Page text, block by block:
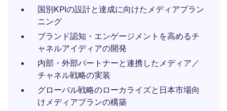
国別KPIの設計と達成に向けたメディアプラン
ニング
ブランド認知・エンゲージメントを高めるチ
ャネルアイディアの開発
内部・外部パートナーと連携したメディア／
チャネル戦略の実装
グローバル戦略のローカライズと日本市場向
けメディアプランの構築